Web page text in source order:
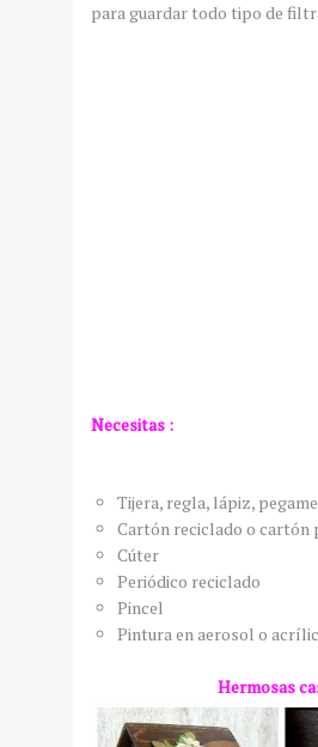
para guardar todo tipo de
Necesitas :
Tijera, regla, lápiz,
Cartón reciclado o cartón
Cúter
Periódico reciclado
Pincel
Pintura en aerosol o
Hermosas